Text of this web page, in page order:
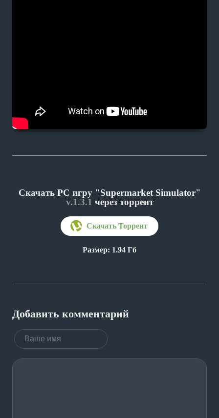
Скачать PC игру "Supermarket Simulator"
v.1.3.1 через торрент
Размер: 1.94 Гб
Добавить комментарий